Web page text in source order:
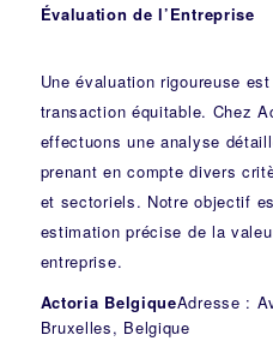
Évaluation de l’Entreprise
Une évaluation rigoureuse
transaction équitable. Chez
effectuons une analyse
prenant en compte divers
et sectoriels. Notre objectif
estimation précise de la
entreprise.
Actoria BelgiqueAdresse :
Bruxelles, Belgique